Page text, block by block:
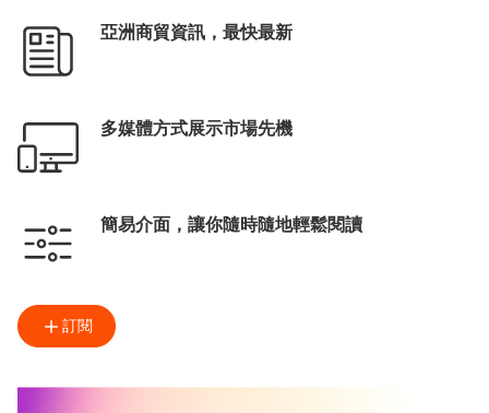
亞洲商貿資訊，最快最新
多媒體方式展示市場先機
簡易介面，讓你隨時隨地輕鬆閱讀
訂閱